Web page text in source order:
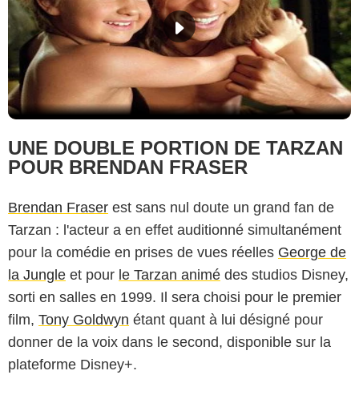
UNE DOUBLE PORTION DE TARZAN
POUR BRENDAN FRASER
Brendan Fraser est sans nul doute un grand fan de
Tarzan : l'acteur a en effet auditionné simultanément
pour la comédie en prises de vues réelles George de
la Jungle et pour le Tarzan animé des studios Disney,
sorti en salles en 1999. Il sera choisi pour le premier
film, Tony Goldwyn étant quant à lui désigné pour
donner de la voix dans le second, disponible sur la
plateforme Disney+.